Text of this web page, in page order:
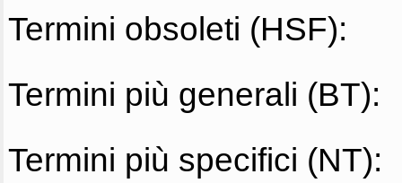
Termini obsoleti (HSF):
Termini più generali (BT):
Termini più specifici (NT):